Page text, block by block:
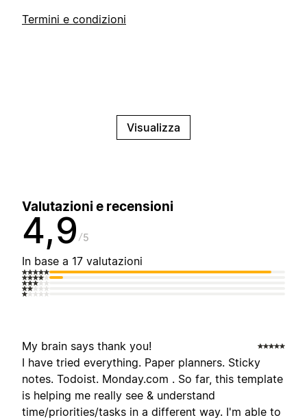
Termini e condizioni
Visualizza
Valutazioni e recensioni
4,9 5
In base a 17 valutazioni
My brain says thank you!
I have tried everything. Paper planners. Sticky
notes. Todoist. Monday.com . So far, this template
is helping me really see & understand
time/priorities/tasks in a different way. I'm able to